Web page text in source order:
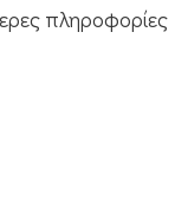
πληροφορίες